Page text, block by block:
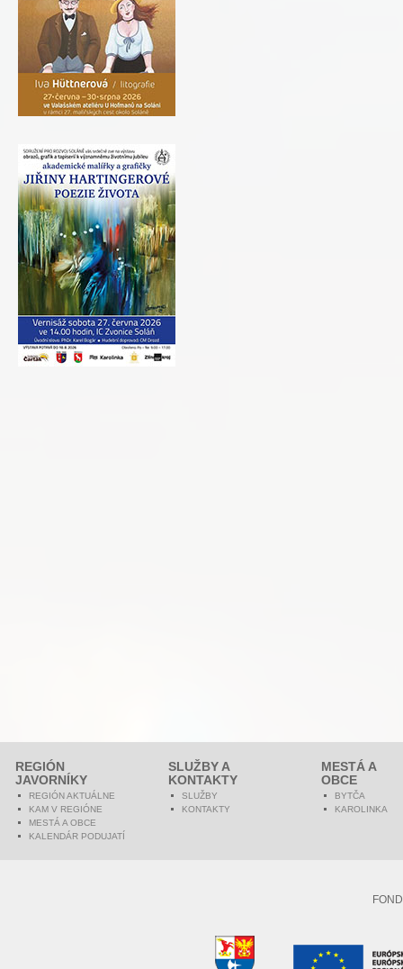
REGIÓN
JAVORNÍKY
REGIÓN AKTUÁLNE
KAM V REGIÓNE
MESTÁ A OBCE
KALENDÁR PODUJATÍ
SLUŽBY A
KONTAKTY
SLUŽBY
KONTAKTY
MESTÁ A
OBCE
BYTČA
KAROLINKA